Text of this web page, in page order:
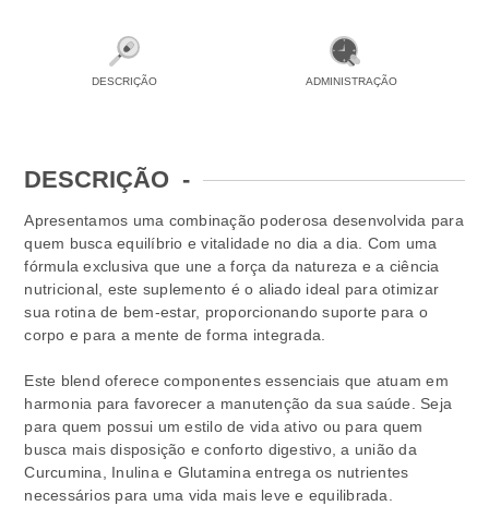
DESCRIÇÃO ADMINISTRAÇÃO
DESCRIÇÃO -
Apresentamos uma combinação poderosa desenvolvida para
quem busca equilíbrio e vitalidade no dia a dia. Com uma
fórmula exclusiva que une a força da natureza e a ciência
nutricional, este suplemento é o aliado ideal para otimizar
sua rotina de bem-estar, proporcionando suporte para o
corpo e para a mente de forma integrada.
Este blend oferece componentes essenciais que atuam em
harmonia para favorecer a manutenção da sua saúde. Seja
para quem possui um estilo de vida ativo ou para quem
busca mais disposição e conforto digestivo, a união da
Curcumina, Inulina e Glutamina entrega os nutrientes
necessários para uma vida mais leve e equilibrada.